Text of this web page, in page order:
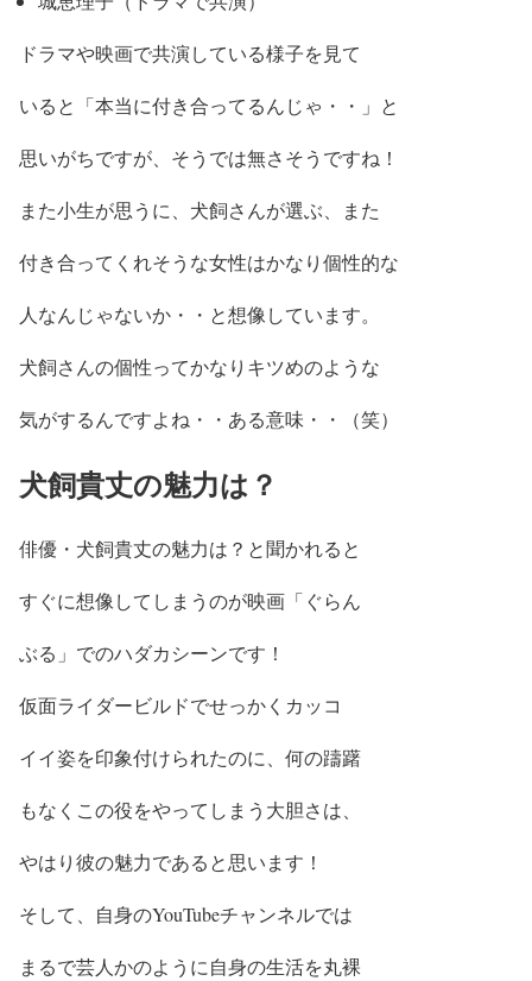
ドラマや映画で共演している様子を見て
いると「本当に付き合ってるんじゃ・・」 と
思いがちですが、そうでは無さそうですね！
また小生が思うに、 犬飼さんが選ぶ、また
付き合ってくれそうな女性はかなり個性的な
人なんじゃないか・・と想像しています。
犬飼さんの個性ってかなりキツめのような
気がするんですよね・・ある意味・・（笑）
犬飼貴丈の魅力は？
俳優・ 犬飼貴丈の魅力は？と聞かれると
すぐに想像してしまうのが映画「ぐらん
ぶる」でのハダカシーンです！
仮面ライダービルドでせっかくカッコ
イイ姿を印象付けられたのに、 何の躊躇
もなくこの役をやってしまう大胆さは、
やはり彼の魅力であると思います！
そして、自身のYouTubeチャンネルでは
まるで芸人かのように自身の生活を丸裸